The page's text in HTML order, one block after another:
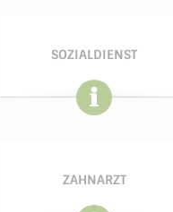
SOZIALDIENST
ZAHNARZT